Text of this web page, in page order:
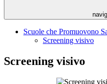
Scuole che Promuovono
Screening visivo
Screening visivo